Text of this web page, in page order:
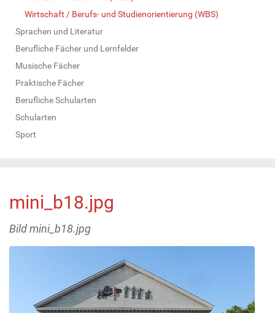
Wirtschaft / Berufs- und Studienorientierung (WBS)
Sprachen und Literatur
Berufliche Fächer und Lernfelder
Musische Fächer
Praktische Fächer
Berufliche Schularten
Schularten
Sport
mini_b18.jpg
Bild mini_b18.jpg